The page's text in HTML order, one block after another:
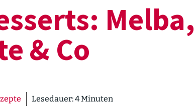
Melba,
& Co
Lesedauer:4Minuten